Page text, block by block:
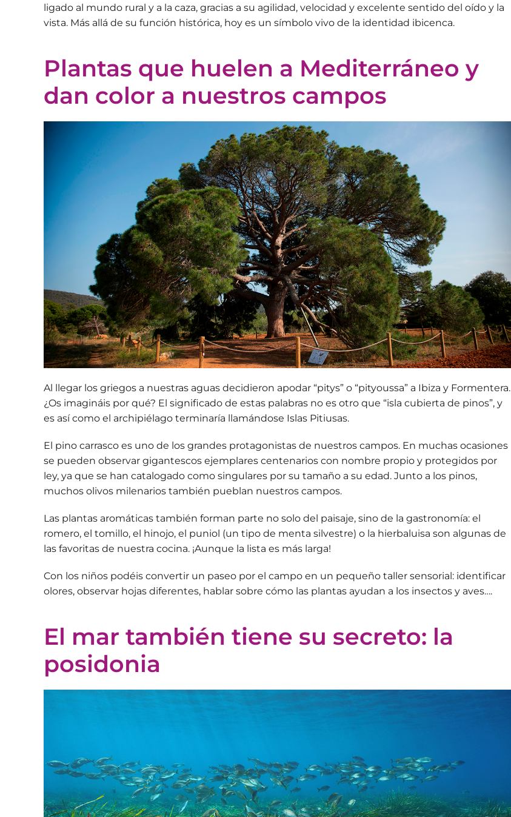
ligado al mundo rural y a la caza, gracias a su agilidad, velocidad y excelente sentido del oído y la
vista. Más allá de su función histórica, hoy es un símbolo vivo de la identidad ibicenca.
Plantas que huelen a Mediterráneo y
dan color a nuestros campos
Al llegar los griegos a nuestras aguas decidieron apodar “pitys” o “pityoussa” a Ibiza y Formentera.
¿Os imagináis por qué? El significado de estas palabras no es otro que “isla cubierta de pinos”, y
es así como el archipiélago terminaría llamándose Islas Pitiusas.
El pino carrasco es uno de los grandes protagonistas de nuestros campos. En muchas ocasiones
se pueden observar gigantescos ejemplares centenarios con nombre propio y protegidos por
ley, ya que se han catalogado como singulares por su tamaño a su edad. Junto a los pinos,
muchos olivos milenarios también pueblan nuestros campos.
Las plantas aromáticas también forman parte no solo del paisaje, sino de la gastronomía: el
romero, el tomillo, el hinojo, el puniol (un tipo de menta silvestre) o la hierbaluisa son algunas de
las favoritas de nuestra cocina. ¡Aunque la lista es más larga!
Con los niños podéis convertir un paseo por el campo en un pequeño taller sensorial: identificar
olores, observar hojas diferentes, hablar sobre cómo las plantas ayudan a los insectos y aves….
El mar también tiene su secreto: la
posidonia